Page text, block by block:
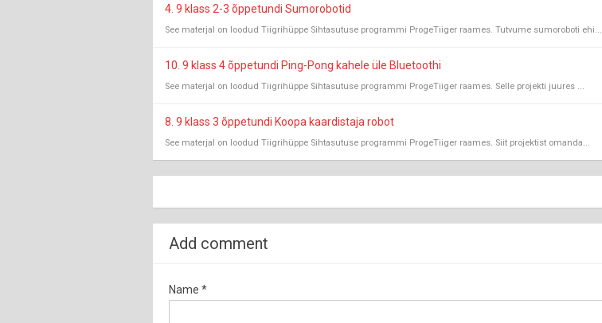
4. 9 klass 2-3 õppetundi Sumorobotid
See materjal on loodud Tiigrihüppe Sihtasutuse programmi ProgeTiiger raames. Tutvume sumoroboti ehi...
10. 9 klass 4 õppetundi Ping-Pong kahele üle Bluetoothi
See materjal on loodud Tiigrihüppe Sihtasutuse programmi ProgeTiiger raames. Selle projekti juures ...
8. 9 klass 3 õppetundi Koopa kaardistaja robot
See materjal on loodud Tiigrihüppe Sihtasutuse programmi ProgeTiiger raames. Siit projektist omanda...
Add comment
Name *